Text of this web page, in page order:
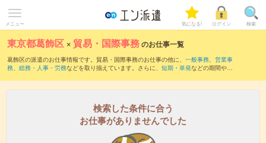
メニュー 気になる! ログイン 検索
東京都葛飾区 × 貿易・国際事務のお仕事一覧
葛飾区の派遣のお仕事情報です。貿易・国際事務のお仕事の他に、 一般事務、 営業事
務、 総務・人事・労務などを取り揃えています。さらに、 短期 ・ 単発などの期間や、
検索した条件に合う
お仕事がありませんでした